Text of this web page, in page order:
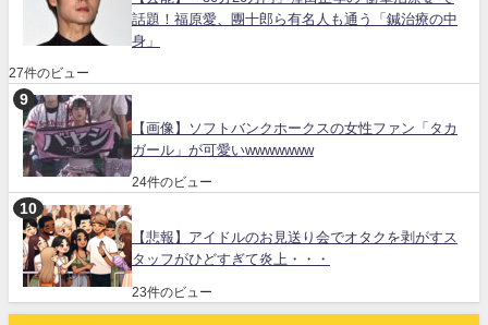
話題！福原愛、團十郎ら有名人も通う「鍼治療の中
身」
27件のビュー
【画像】ソフトバンクホークスの女性ファン「タカ
ガール」が可愛いwwwwwww
24件のビュー
【悲報】アイドルのお見送り会でオタクを剥がすス
タッフがひどすぎて炎上・・・
23件のビュー